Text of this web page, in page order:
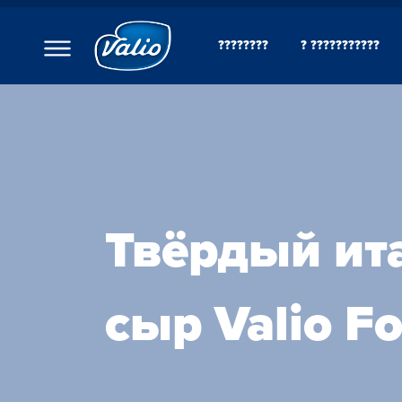
???????? ? ???????????
????????
????????
C??? ??? ??? ???????
???????? ??????
???
??????? ????????
???????? ?????????
?
Твёрдый
сыр Valio